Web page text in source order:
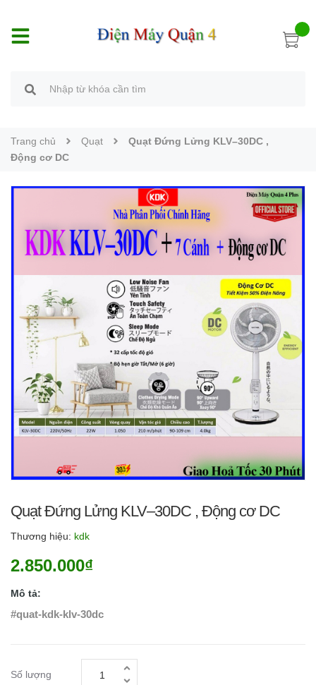
Trang chủ Quạt
Quạt Đứng Lửng KLV–30DC ,
Động cơ DC
Quạt Đứng Lửng KLV–30DC , Động cơ DC
Thương hiệu: kdk
2.850.000₫
Mô tả:
#quat-kdk-klv-30dc
Số lượng